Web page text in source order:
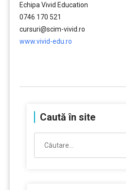
Echipa Vivid Education
0746 170 521
cursuri@scim-vivid.ro
www.vivid-edu.ro
Caută în site
după: